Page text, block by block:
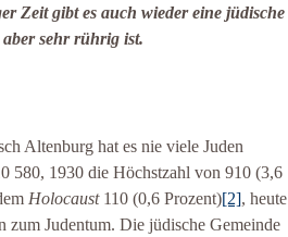
Zeit gibt es auch wieder eine jüdische
sehr rührig ist.
Altenburg hat es nie viele Juden
580, 1930 die Höchstzahl von 910 (3,6
Holocaust110 (0,6 Prozent)[2], heute
zum Judentum. Die jüdische Gemeinde